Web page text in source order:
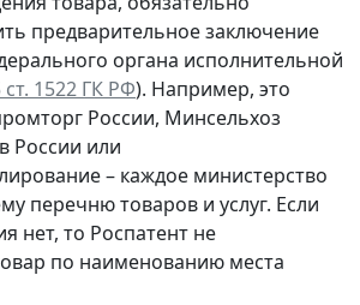
предварительное заключение
органа исполнительной
ст. 1522 ГК РФ). Например, это
России, Минсельхоз
России или
– каждое министерство
перечню товаров и услуг. Если
нет, то Роспатент не
по наименованию места